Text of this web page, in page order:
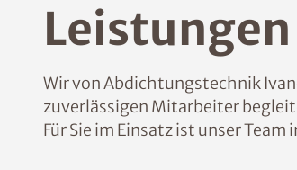
Leistungen
Wir von Abdichtungstechnik
zuverlässigen Mitarbeiter
Für Sie im Einsatz ist unser